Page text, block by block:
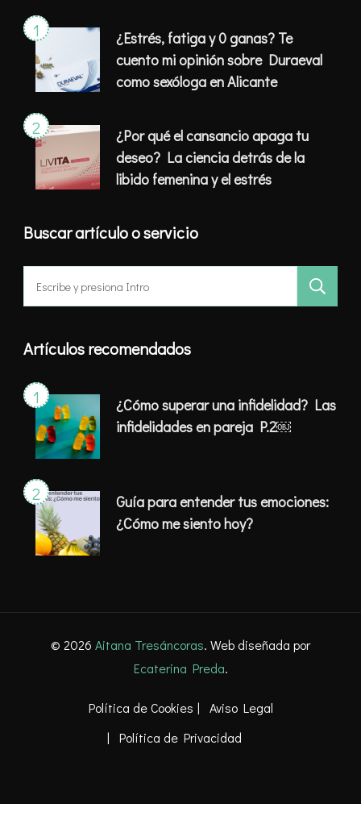
¿Estrés, fatiga y 0 ganas? Te
cuento mi opinión sobre Duraeval
como sexóloga en Alicante
¿Por qué el cansancio apaga tu
deseo? La ciencia detrás de la
libido femenina y el estrés
Buscar artículo o servicio
Buscar:
Artículos recomendados
¿Cómo superar una infidelidad? Las
infidelidades en pareja P.2￼
Guía para entender tus emociones:
¿Cómo me siento hoy?
© 2026 Aitana Tresáncoras. Web diseñada por
Ecaterina Preda.
Política de Cookies
Aviso Legal
Política de Privacidad